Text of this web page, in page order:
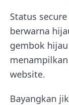
Status
berwarna
gembok
website.
Bayangkan